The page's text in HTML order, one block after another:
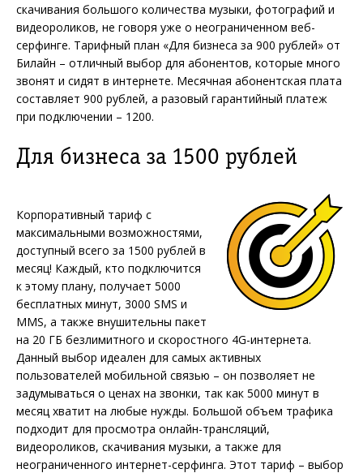
скачивания большого количества музыки, фотографий и
видеороликов, не говоря уже о неограниченном веб-
серфинге. Тарифный план «Для бизнеса за 900 рублей» от
Билайн – отличный выбор для абонентов, которые много
звонят и сидят в интернете. Месячная абонентская плата
составляет 900 рублей, а разовый гарантийный платеж
при подключении – 1200.
Для бизнеса за 1500 рублей
Корпоративный тариф с
максимальными возможностями,
доступный всего за 1500 рублей в
месяц! Каждый, кто подключится
к этому плану, получает 5000
бесплатных минут, 3000 SMS и
MMS, а также внушительны пакет
на 20 ГБ безлимитного и скоростного 4G-интернета.
Данный выбор идеален для самых активных
пользователей мобильной связью – он позволяет не
задумываться о ценах на звонки, так как 5000 минут в
месяц хватит на любые нужды. Большой объем трафика
подходит для просмотра онлайн-трансляций,
видеороликов, скачивания музыки, а также для
неограниченного интернет-серфинга. Этот тариф – выбор